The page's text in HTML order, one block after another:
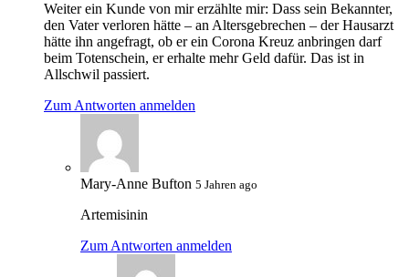
Weiter ein Kunde von mir erzählte mir: Dass sein Bekannter,
den Vater verloren hätte – an Altersgebrechen – der Hausarzt
hätte ihn angefragt, ob er ein Corona Kreuz anbringen darf
beim Totenschein, er erhalte mehr Geld dafür. Das ist in
Allschwil passiert.
Zum Antworten anmelden
Mary-Anne Bufton 5 Jahren ago
Artemisinin
Zum Antworten anmelden